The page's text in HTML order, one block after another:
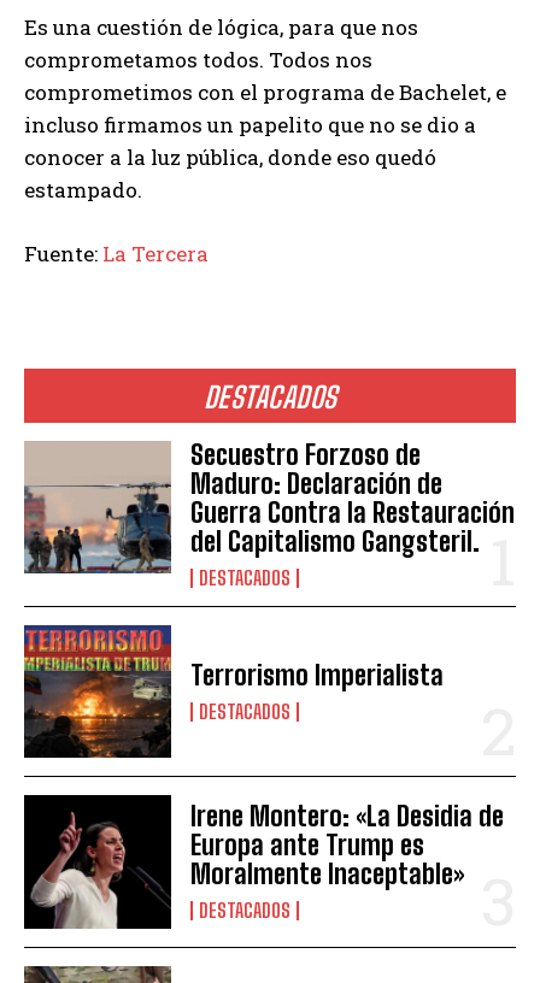
DESTACADOS
Secuestro Forzoso de
Maduro: Declaración de
Guerra Contra la Restauración
del Capitalismo Gangsteril.
DESTACADOS
Terrorismo Imperialista
DESTACADOS
Irene Montero: «La Desidia de
Europa ante Trump es
Moralmente Inaceptable»
DESTACADOS
Es una cuestión de lógica, para que nos
comprometamos todos. Todos nos
comprometimos con el programa de Bachelet, e
incluso firmamos un papelito que no se dio a
conocer a la luz pública, donde eso quedó
estampado.
Fuente: La Tercera